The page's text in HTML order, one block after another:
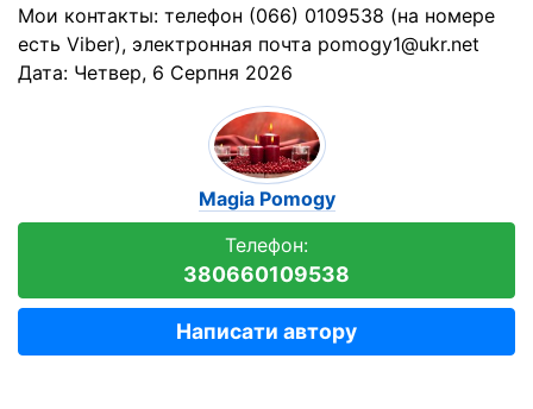
Мои контакты: телефон (066) 0109538 (на номере
есть Viber), электронная почта pomogy1@ukr.net
Дата: Четвер, 6 Серпня 2026
Magia Pomogy
Телефон:
380660109538
Написати автору